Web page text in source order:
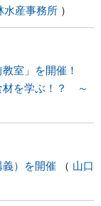
水産事務所
室」を開催！
材を学ぶ！？ ～
）を開催
山口